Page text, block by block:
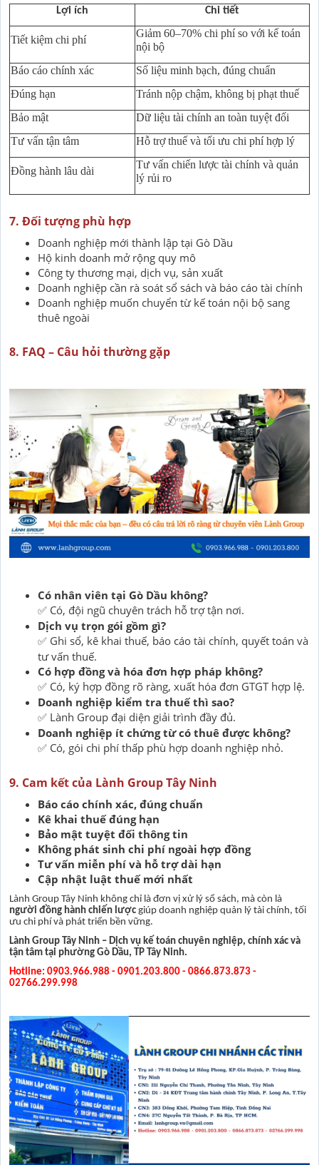
Lợi ích Chi tiết
Tiết kiệm chi phí
Giảm 60–70% chi phí so với kế toán
nội bộ
Báo cáo chính xác
Số liệu minh bạch, đúng chuẩn
Đúng hạn
Tránh nộp chậm, không bị phạt thuế
Bảo mật
Dữ liệu tài chính an toàn tuyệt đối
Tư vấn tận tâm
Hỗ trợ thuế và tối ưu chi phí hợp lý
Đồng hành lâu dài
Tư vấn chiến lược tài chính và quản
lý rủi ro
7. Đối tượng phù hợp
Doanh nghiệp mới thành lập tại Gò Dầu
Hộ kinh doanh mở rộng quy mô
Công ty thương mại, dịch vụ, sản xuất
Doanh nghiệp cần rà soát sổ sách và báo cáo tài chính
Doanh nghiệp muốn chuyển từ kế toán nội bộ sang
thuê ngoài
8. FAQ – Câu hỏi thường gặp
Có nhân viên tại Gò Dầu không?
✅ Có, đội ngũ chuyên trách hỗ trợ tận nơi.
Dịch vụ trọn gói gồm gì?
✅ Ghi sổ, kê khai thuế, báo cáo tài chính, quyết toán và
tư vấn thuế.
Có hợp đồng và hóa đơn hợp pháp không?
✅ Có, ký hợp đồng rõ ràng, xuất hóa đơn GTGT hợp lệ.
Doanh nghiệp kiểm tra thuế thì sao?
✅ Lành Group đại diện giải trình đầy đủ.
Doanh nghiệp ít chứng từ có thuê được không?
✅ Có, gói chi phí thấp phù hợp doanh nghiệp nhỏ.
9. Cam kết của Lành Group Tây Ninh
Báo cáo chính xác, đúng chuẩn
Kê khai thuế đúng hạn
Bảo mật tuyệt đối thông tin
Không phát sinh chi phí ngoài hợp đồng
Tư vấn miễn phí và hỗ trợ dài hạn
Cập nhật luật thuế mới nhất
Lành Group Tây Ninh không chỉ là đơn vị xử lý sổ sách, mà còn là
người đồng hành chiến lược giúp doanh nghiệp quản lý tài chính, tối
ưu chi phí và phát triển bền vững.
Lành Group Tây Ninh – Dịch vụ kế toán chuyên nghiệp, chính xác và
tận tâm tại phường Gò Dầu, TP Tây Ninh.
Hotline: 0903.966.988 - 0901.203.800 - 0866.873.873 -
02766.299.998